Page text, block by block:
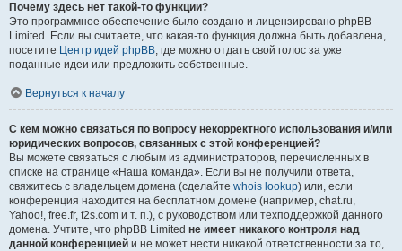
Почему здесь нет такой-то функции?
Это программное обеспечение было создано и лицензировано phpBB
Limited. Если вы считаете, что какая-то функция должна быть добавлена,
посетите Центр идей phpBB, где можно отдать свой голос за уже
поданные идеи или предложить собственные.
Вернуться к началу
С кем можно связаться по вопросу некорректного использования и/или
юридических вопросов, связанных с этой конференцией?
Вы можете связаться с любым из администраторов, перечисленных в
списке на странице «Наша команда». Если вы не получили ответа,
свяжитесь с владельцем домена (сделайте whois lookup) или, если
конференция находится на бесплатном домене (например, chat.ru,
Yahoo!, free.fr, f2s.com и т. п.), с руководством или техподдержкой данного
домена. Учтите, что phpBB Limited не имеет никакого контроля над
данной конференцией и не может нести никакой ответственности за то,